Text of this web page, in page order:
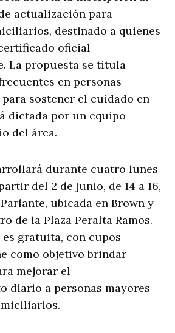
actualización para
destinado a quienes
oficial
La propuesta se titula
en personas
para sostener el cuidado en
dictada por un equipo
del área.
durante cuatro lunes
del 2 de junio, de 14 a 16,
ubicada en Brown y
de la Plaza Peralta Ramos.
gratuita, con cupos
como objetivo brindar
mejorar el
diario a personas mayores